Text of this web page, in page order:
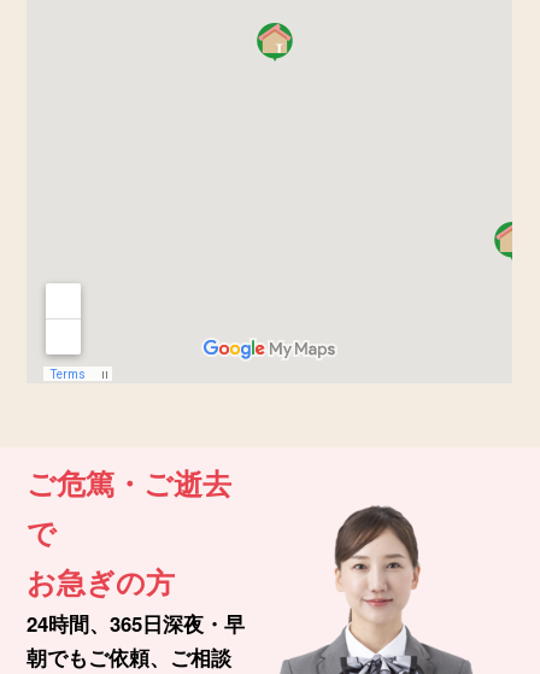
ご危篤・ご逝去
で
お急ぎの方
24時間、365日深夜・早
朝でもご依頼、ご相談